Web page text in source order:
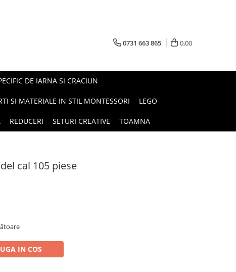
0731 663 865 0,00
DE IARNA SI CRACIUN
SI MATERIALE IN STIL MONTESSORI LEGO
REDUCERI SETURI CREATIVE TOAMNA
cal 105 piese
IN COS